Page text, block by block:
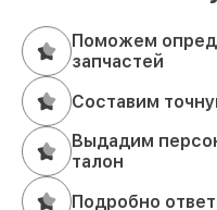
Поможем
запчастей
Составим
Выдадим
талон
Подробно